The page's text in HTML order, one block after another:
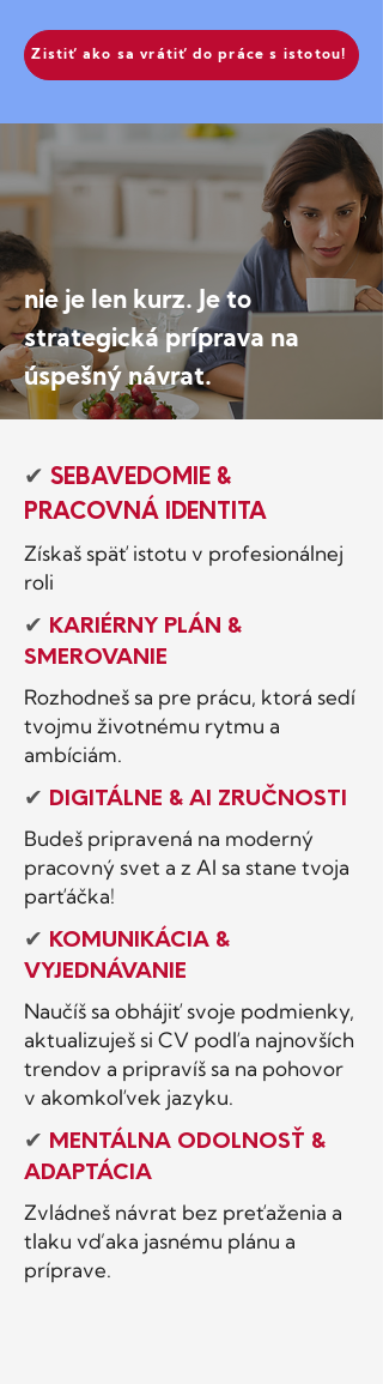
Zistiť ako sa vrátiť do práce s istotou!
nie je len kurz. Je to
strategická príprava na
úspešný návrat.
✔ SEBAVEDOMIE &
PRACOVNÁ IDENTITA
Získaš späť istotu v profesionálnej
roli
✔ KARIÉRNY PLÁN &
SMEROVANIE
Rozhodneš sa pre prácu, ktorá sedí
tvojmu životnému rytmu a
ambíciám.
✔ DIGITÁLNE & AI ZRUČNOSTI
Budeš pripravená na moderný
pracovný svet a z AI sa stane tvoja
parťáčka!
✔ KOMUNIKÁCIA &
VYJEDNÁVANIE
Naučíš sa obhájiť svoje podmienky,
aktualizuješ si CV podľa najnovších
trendov a pripravíš sa na pohovor
v akomkoľvek jazyku.
✔ MENTÁLNA ODOLNOSŤ &
ADAPTÁCIA
Zvládneš návrat bez preťaženia a
tlaku vďaka jasnému plánu a
príprave.